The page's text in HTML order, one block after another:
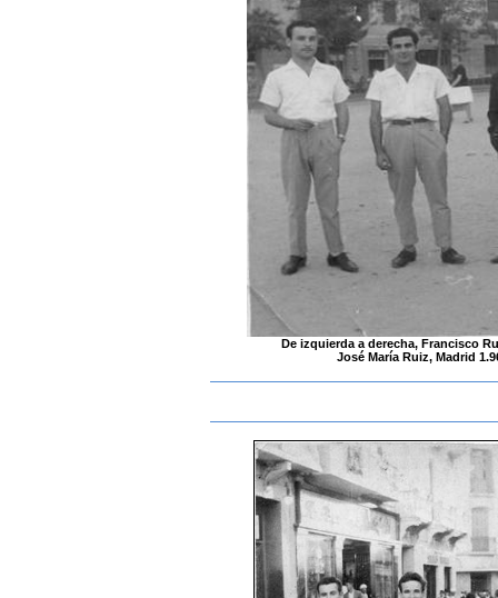
De izquierda a derecha, Francisco
José María Ruiz, Madrid